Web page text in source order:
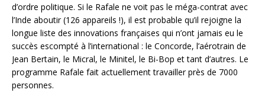
d’ordre politique. Si le Rafale ne voit pas le méga-contrat avec
l’Inde aboutir (126 appareils !), il est probable qu’il rejoigne la
longue liste des innovations françaises qui n’ont jamais eu le
succès escompté à l’international : le Concorde, l’aérotrain de
Jean Bertain, le Micral, le Minitel, le Bi-Bop et tant d’autres. Le
programme Rafale fait actuellement travailler près de 7000
personnes.